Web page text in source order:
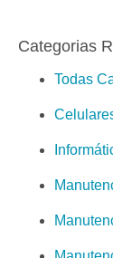
Categorias
Todas